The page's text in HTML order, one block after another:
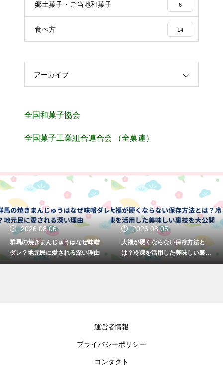
郷土菓子・ご当地和菓子 6
食べ方 14
アーカイブ
全国和菓子協会
全国菓子工業組合連合会 （全菓連）
2026.08.06
群馬の焼きまんじゅうはなぜ味噌
ダレ？地元民に愛される深い理由
2026.08.05
大福が硬くならない保存方法と
は？冷凍を活用した美味しい裏技
を大公開
運営者情報
プライバシーポリシー
コンタクト